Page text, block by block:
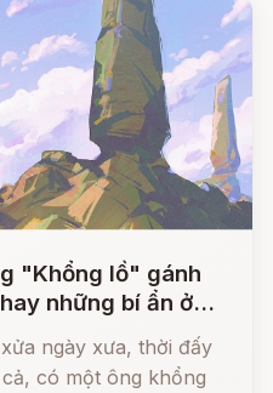
"Khổng lồ" gánh
những bí ẩn ở
ngày xưa, thời đấy
có một ông khổng